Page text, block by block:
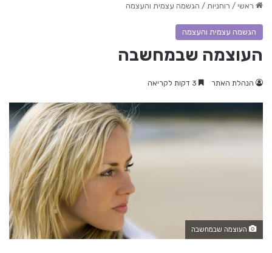
ראשי / רוחניות / הגשמה עצמית והעצמה
הגשמה עצמית והעצמה
העוצמה שבמחשבה
הנהלת האתר
העוצמה שבמחשבה